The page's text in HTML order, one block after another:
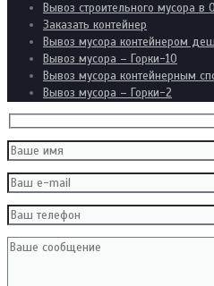
Вывоз строительного мусора в
Заказать контейнер
Вывоз мусора контейнером
Вывоз мусора – Горки-10
Вывоз мусора контейнерным
Вывоз мусора – Горки-2